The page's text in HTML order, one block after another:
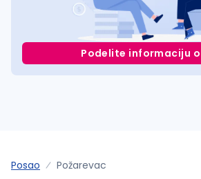
Podelite informaciju
Posao Požarevac